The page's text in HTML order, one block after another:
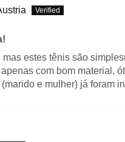
estes tênis são
com bom material,
e mulher) já foram